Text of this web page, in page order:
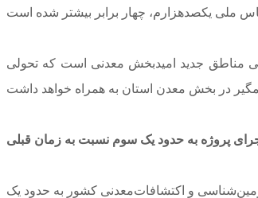
مناطق جدید امیدبخش معدنی است که تحولی
پروژه به حدود یک سوم نسبت به زمان قبلی
پروژه های قبلی سازمان زمین‌شناسی و اکتشافات‌معدنی کشور به حدود یک